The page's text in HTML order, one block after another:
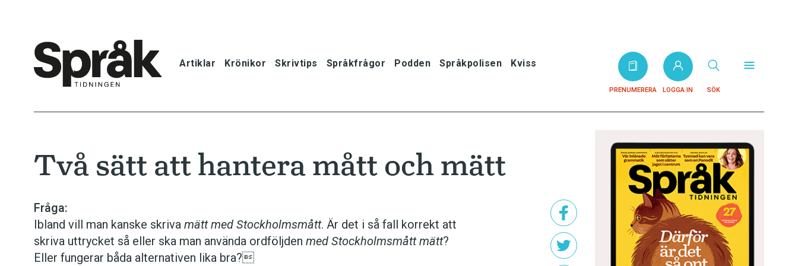
Artiklar Krönikor Skrivtips Språkfrågor Podden Språkpolisen Kviss
PRENUMERERA LOGGA IN SÖK
Krönikor
Skrivtips
Bokrecensioner
Två sätt att ­hantera mått och mätt
Fråga:
Ibland vill man kanske skriva mätt med Stockholmsmått. Är det i så fall korrekt att
skriva uttrycket så eller ska man använda ord­följden med Stockholms­mått mätt?
Eller fungerar båda alternativen lika bra?